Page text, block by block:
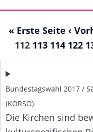
« Erste Seite ‹
112 113 114 122
Bundestagswahl 2017 /
(KORSO)
Die Kirchen sind